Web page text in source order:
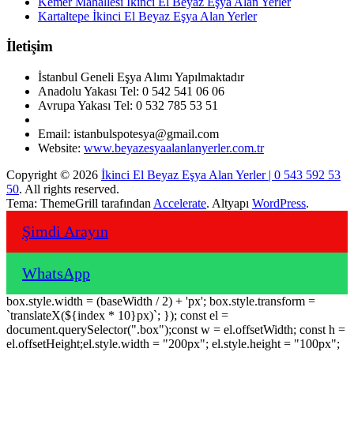
Kartaltepe İkinci El Beyaz Eşya Alan Yerler
İletişim
İstanbul Geneli Eşya Alımı Yapılmaktadır
Anadolu Yakası Tel: 0 542 541 06 06
Avrupa Yakası Tel: 0 532 785 53 51
Email: istanbulspotesya@gmail.com
Website: www.beyazesyaalanlanyerler.com.tr
Copyright © 2026 İkinci El Beyaz Eşya Alan Yerler | 0 543 592 53
50. All rights reserved.
Tema: ThemeGrill tarafından Accelerate. Altyapı WordPress.
Şimdi Arayın
WhatsApp
box.style.width = (baseWidth / 2) + 'px'; box.style.transform =
`translateX(${index * 10}px)`; }); const el =
document.querySelector(".box");const w = el.offsetWidth; const h =
el.offsetHeight;el.style.width = "200px"; el.style.height = "100px";